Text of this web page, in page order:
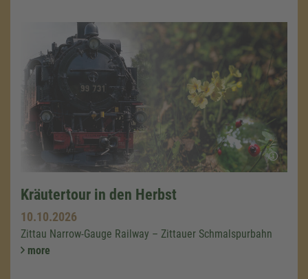
Kräutertour in den Herbst
10.10.2026
Zittau Narrow-Gauge Railway – Zittauer Schmalspurbahn
more